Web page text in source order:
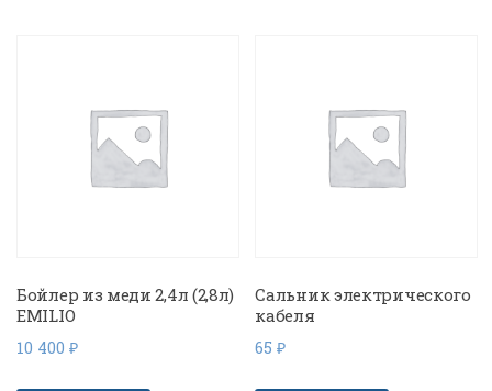
Бойлер из меди 2,4л (2,8л)
EMILIO
10 400 ₽
Сальник электрического
кабеля
65₽